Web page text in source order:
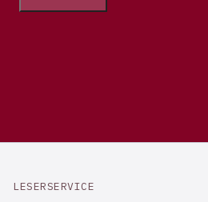
LESERSERVICE